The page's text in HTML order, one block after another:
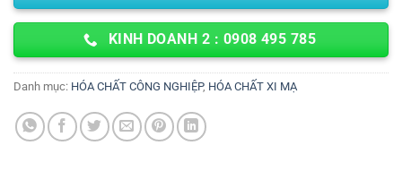
KINH DOANH 2 : 0908 495 785
Danh mục: HÓA CHẤT CÔNG NGHIỆP, HÓA CHẤT XI MẠ